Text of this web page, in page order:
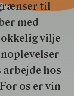
til
med
vilje
hos
os er vin